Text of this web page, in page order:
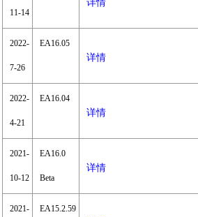
11-14
详情
2022-
7-26
EA16.05
详情
2022-
4-21
EA16.04
详情
2021-
10-12
EA16.0
Beta
详情
2021- EA15.2.59